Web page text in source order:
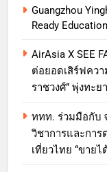
Guangzhou
Ready Education
AirAsia X SEE
ต่อยอดเสิร์ฟคว
ราชวงศ์” พุ่งทะ
ททท. ร่วมมือกับ
วิชาการและการ
เที่ยวไทย “ขาย